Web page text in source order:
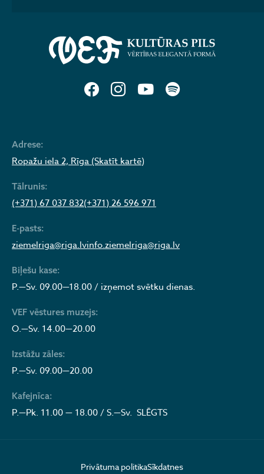
Adrese:
Ropažu iela 2, Rīga (Skatīt kartē)
Tālrunis:
(+371) 67 037 832(+371) 26 596 971
E-pasts:
ziemelriga@riga.lvinfo.ziemelriga@riga.lv
Biļešu kase:
P.—Sv. 09.00—18.00 / izņemot svētku dienas.
VEF vēstures muzejs:
O.—Sv. 14.00—20.00
Izstāžu zāles:
P.—Sv. 09.00—20.00
Kafejnīca:
P.—Pk. 11.00 — 18.00 / S.—Sv. SLĒGTS
Privātuma politikaSīkdatnes